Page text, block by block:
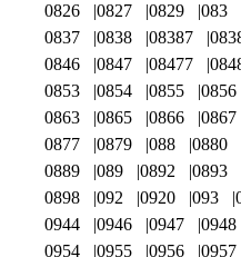
0826
0827 0829 083
0837
0838 08387
0846
0847 08477
0853
0854 0855 0856
0863
0865 0866 0867
0877
0879 088 0880
0889
089 0892 0893
0898
092 0920 093
0944
0946 0947 0948
0954
0955 0956 0957